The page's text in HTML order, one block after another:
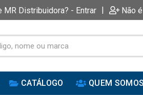
MR Distribuidora? - Entrar | Não
CATÁLOGO QUEM SOMOS